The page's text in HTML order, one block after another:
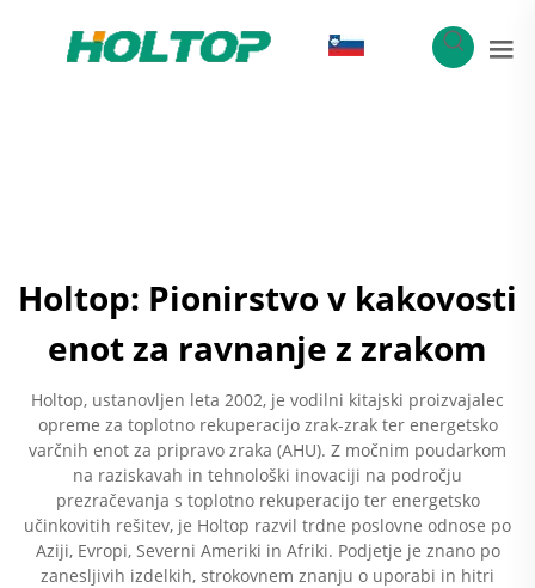
Holtop: Pionirstvo v kakovosti
enot za ravnanje z zrakom
Holtop, ustanovljen leta 2002, je vodilni kitajski proizvajalec
opreme za toplotno rekuperacijo zrak-zrak ter energetsko
varčnih enot za pripravo zraka (AHU). Z močnim poudarkom
na raziskavah in tehnološki inovaciji na področju
prezračevanja s toplotno rekuperacijo ter energetsko
učinkovitih rešitev, je Holtop razvil trdne poslovne odnose po
Aziji, Evropi, Severni Ameriki in Afriki. Podjetje je znano po
zanesljivih izdelkih, strokovnem znanju o uporabi in hitri